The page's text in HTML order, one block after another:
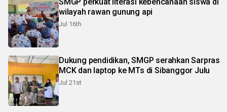
SMGP perkuat literasi kebencanaan siswa di
wilayah rawan gunung api
Jul 16th
Dukung pendidikan, SMGP serahkan Sarpras
MCK dan laptop ke MTs di Sibanggor Julu
Jul 21st